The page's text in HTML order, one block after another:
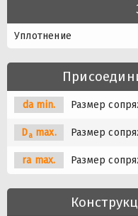
Уплотнение
da min. Размер
Damax. Размер
ra max. Размер